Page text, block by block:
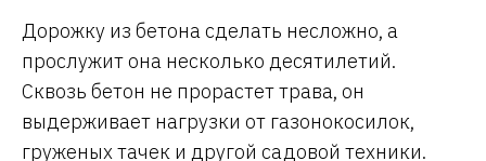
Дорожку из бетона сделать несложно, а
прослужит она несколько десятилетий.
Сквозь бетон не прорастет трава, он
выдерживает нагрузки от газонокосилок,
груженых тачек и другой садовой техники.